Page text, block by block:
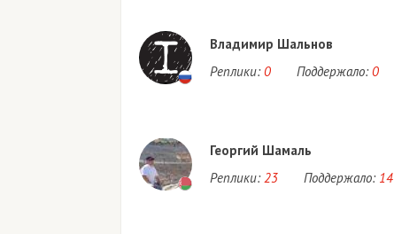
Владимир Шальнов
Реплики: 0 Поддержало: 0
Георгий Шамаль
Реплики: 23 Поддержало: 14